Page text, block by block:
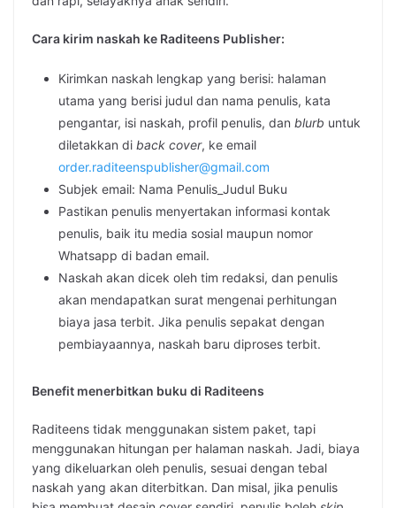
Cara kirim naskah ke Raditeens Publisher:
Kirimkan naskah lengkap yang berisi: halaman
utama yang berisi judul dan nama penulis, kata
pengantar, isi naskah, profil penulis, dan blurb untuk
diletakkan di back cover, ke email
order.raditeenspublisher@gmail.com
Subjek email: Nama Penulis_Judul Buku
Pastikan penulis menyertakan informasi kontak
penulis, baik itu media sosial maupun nomor
Whatsapp di badan email.
Naskah akan dicek oleh tim redaksi, dan penulis
akan mendapatkan surat mengenai perhitungan
biaya jasa terbit. Jika penulis sepakat dengan
pembiayaannya, naskah baru diproses terbit.
Benefit menerbitkan buku di Raditeens
Raditeens tidak menggunakan sistem paket, tapi
menggunakan hitungan per halaman naskah. Jadi, biaya
yang dikeluarkan oleh penulis, sesuai dengan tebal
naskah yang akan diterbitkan. Dan misal, jika penulis